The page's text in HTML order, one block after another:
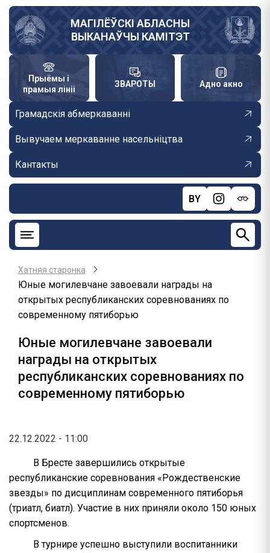
Skip
main
content
МАГІЛЁЎСКІ АБЛАСНЫ
ВЫКАНАЎЧЫ КАМІТЭТ
Прыёмы і
прамыя лініі
ЗВАРОТЫ Адно акно
Грамадскія абмеркаванні
Вывучаем меркаванне насельніцтва
Кантакты
BY
Хатняя старонка
Юные могилевчане завоевали награды на
открытых республиканских соревнованиях по
современному пятиборью
Юные могилевчане завоевали
награды на открытых
республиканских соревнованиях по
современному пятиборью
22.12.2022 - 11:00
В Бресте завершились открытые
республиканские соревнования «Рождественские
звезды» по дисциплинам современного пятиборья
(триатл, биатл). Участие в них приняли около 150 юных
спортсменов.
В турнире успешно выступили воспитанники